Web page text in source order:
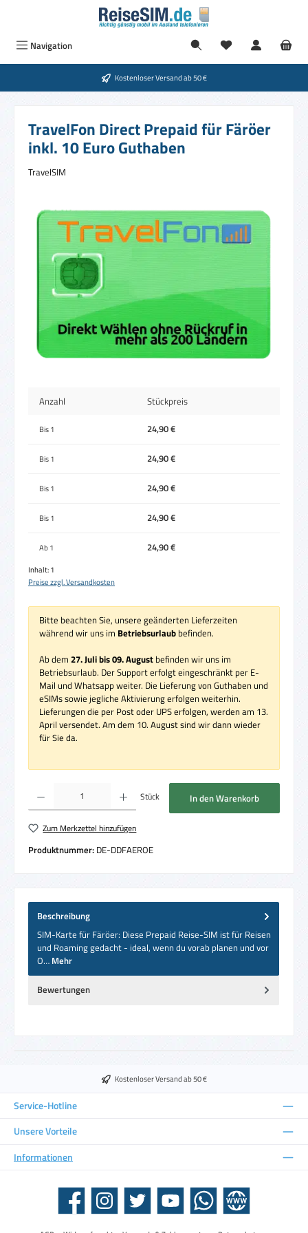
Zum Hauptinhalt springen
Navigation
Kostenloser Versand ab 50 €
TravelFon Direct Prepaid für Färöer
inkl. 10 Euro Guthaben
TravelSIM
Bildergalerie überspringen
Anzahl Stückpreis
Bis1 24,90 €
Bis1 24,90 €
Bis1 24,90 €
Bis1 24,90 €
Ab1 24,90 €
Inhalt:1
Preise zzgl. Versandkosten
Bitte beachten Sie, unsere geänderten Lieferzeiten
während wir uns im Betriebsurlaub befinden.
Ab dem 27. Juli bis 09. August befinden wir uns im
Betriebsurlaub. Der Support erfolgt eingeschränkt per E-
Mail und Whatsapp weiter. Die Lieferung von Guthaben und
eSIMs sowie jegliche Aktivierung erfolgen weiterhin.
Lieferungen die per Post oder UPS erfolgen, werden am 13.
April versendet. Am dem 10. August sind wir dann wieder
für Sie da.
Produkt Anzahl: Gib den gewünschten Wert ein oder benutze die Schaltflächen um
Stück In den Warenkorb
Zum Merkzettel hinzufügen
Produktnummer: DE-DDFAEROE
Beschreibung
SIM-Karte für Färöer: Diese Prepaid Reise-SIM ist für Reisen
und Roaming gedacht - ideal, wenn du vorab planen und vor
O… Mehr
Bewertungen
Kostenloser Versand ab 50 €
Service-Hotline
Unsere Vorteile
Informationen
Facebook Instagram Twitter YouTube WhatsApp Website